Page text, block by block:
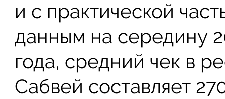
и с практической
данным на середину
года, средний чек в
Сабвей составляет